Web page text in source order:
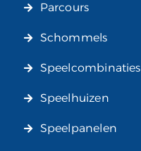
Parcours
Schommels
Speelcombinaties
Speelhuizen
Speelpanelen